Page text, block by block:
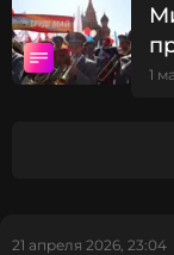
1
1
21 апреля 2026, 23:04